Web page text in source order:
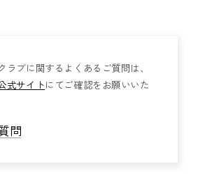
ラブに関するよくあるご質問は、
式サイトにてご確認をお願いいた
問